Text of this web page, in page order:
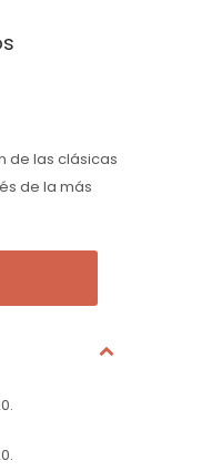
de las clásicas
de la más